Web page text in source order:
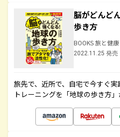
脳がどんど
歩き方
BOOKS 旅と健康
2022.11.25 発売
旅先で、近所で、自宅で今すぐ
トレーニングを「地球の歩き方